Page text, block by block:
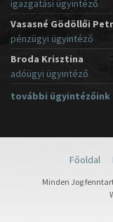
igazgatási ügyintéző
Vasasné Gödöllői
pénzügyi ügyintéző
Broda Krisztina
adóügyi ügyintéző
további ügyintézőink
Főoldal
Minden Jog